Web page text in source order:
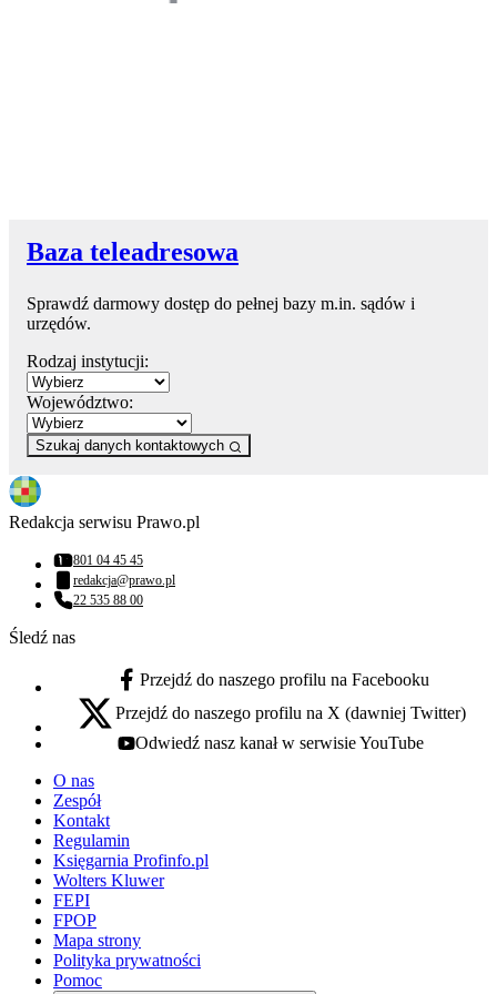
Baza teleadresowa
Sprawdź darmowy dostęp do pełnej bazy m.in. sądów i
urzędów.
Rodzaj instytucji:
Województwo:
Szukaj danych kontaktowych
Redakcja serwisu Prawo.pl
Numer telefonu:
801 04 45 45
Adres email:
redakcja@prawo.pl
Numer telefonu:
22 535 88 00
Śledź nas
facebook - otwiera się w nowej karcie
Przejdź do naszego profilu na Facebooku
x - otwiera się w nowej karcie
Przejdź do naszego profilu na X (dawniej Twitter)
youtube - otwiera się w nowej karcie
Odwiedź nasz kanał w serwisie YouTube
O nas
Zespół
Kontakt
Regulamin
Księgarnia Profinfo.pl
Wolters Kluwer
FEPI
FPOP
Mapa strony
Polityka prywatności
Pomoc